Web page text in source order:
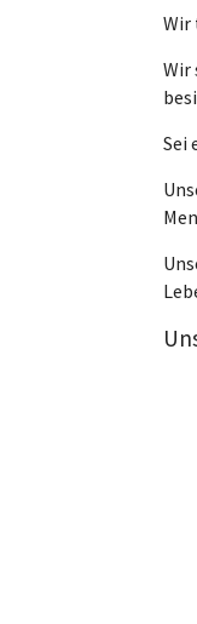
Wir
Wir
Sei